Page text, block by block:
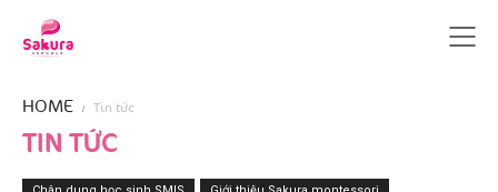
HOME Tin tức
TIN TỨC